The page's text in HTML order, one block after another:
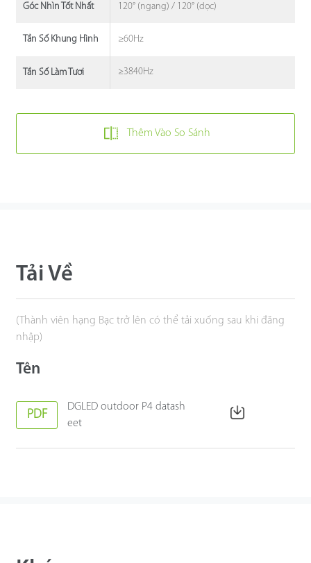
Góc Nhìn Tốt Nhất 120° (ngang) / 120° (dọc)
Tần Số Khung Hình ≥60Hz
Tần Số Làm Tươi ≥3840Hz
Thêm Vào So Sánh
Tải Về
(Thành viên hạng Bạc trở lên có thể tải xuống sau khi đăng
nhập)
Tên
PDF
DGLED outdoor P4 datash
eet